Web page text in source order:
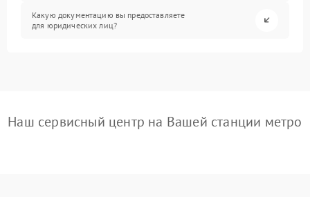
Какую документацию вы предоставляете
для юридических лиц?
Наш сервисный центр на Вашей станции метро